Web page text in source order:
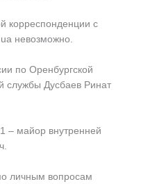
корреспонденции с
невозможно.
по Оренбургской
службы Дусбаев Ринат
– майор внутренней
личным вопросам